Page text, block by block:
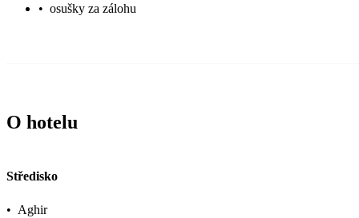
• osušky za zálohu
O hotelu
Středisko
• Aghir